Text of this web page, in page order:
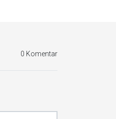
0 Komentar